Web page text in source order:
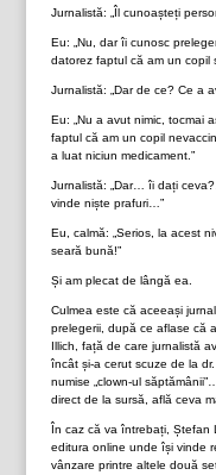
Jurnalistă: „Îl cunoașteți
Eu: „Nu, dar îi cunosc
datorez faptul că am un copil
Jurnalistă: „Dar de ce? Ce a
Eu: „Nu a avut nimic, tocmai
faptul că am un copil
a luat niciun medicament.”
Jurnalistă: „Dar… îi dați
vinde niște prafuri…”
Eu, calmă: „Serios, la acest
seară bună!”
Și am plecat de lângă ea.
Culmea este că aceeași
prelegerii, după ce aflase că
Illich, față de care jurnalistă
încât și-a cerut scuze de la
numise „clown-ul
direct de la sursă, află ceva
În caz că va întrebați, Ștefan
editura online unde își vinde
vânzare printre altele două